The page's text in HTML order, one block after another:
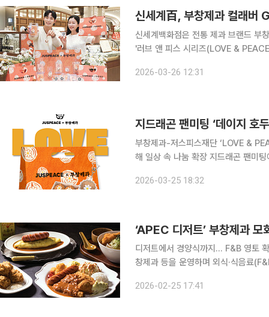
신세계百, 부창제과 컬래버
신세계백화점은 전통 제과 브랜드 부
'러브 앤 피스 시리즈(LOVE &
팅 당시 '역조공' 선물로 화제를 모으
2026-03-26 12:31
지드래곤 팬미팅 ‘데이지 호
부창제과-저스피스재단 ‘LOVE &
해 일상 속 나눔 확장 지드래곤 팬미팅에서 화제를 모았던 ‘데이지 호두과자’가 기부 프로젝트로 다
2026-03-25 18:32
디저트에서 경양식까지… F&B 영토
창제과 등을 운영하며 외식·식음료
면 에프지푸드는 이달 초 새 브랜드
2026-02-25 17:41